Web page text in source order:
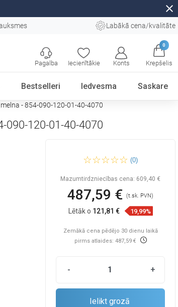
close
Labākā cena/kvalitāte
Iecienītākie Konts
0
Krepšelis
Pagalba
Bestselleri Iedvesma Saskare
- 854-090-120-01-40-4070
090-120-01-40-4070
verama dušas kabīne, grafīts,
pamatne, melna - 854-090-
120-01-40-4070
(0)
Mazumtirdzniecības cena: 609,40 €
487,59 €(t.sk. PVN)
Lētāk o 121,81 € 19,99%
Zemākā cena pēdējo 30 dienu laikā
pirms atlaides: 487,59 €
- +
Ielikt grozā